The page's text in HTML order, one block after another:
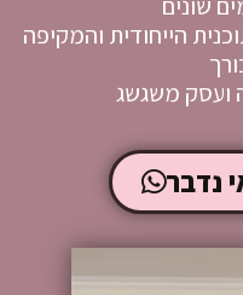
הייחודית והמקיפה
ועסק משגשג
נדבר